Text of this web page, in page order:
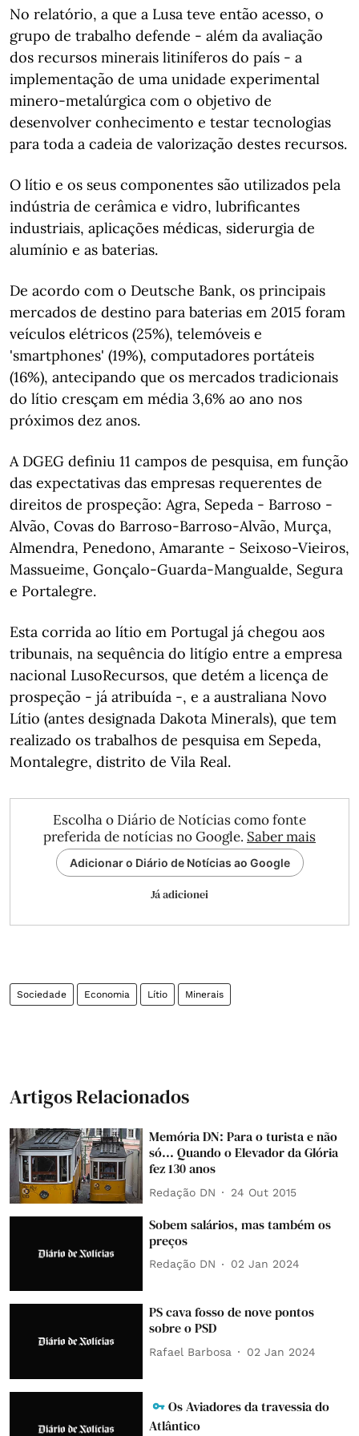
No relatório, a que a Lusa teve então acesso, o
grupo de trabalho defende - além da avaliação
dos recursos minerais litiníferos do país - a
implementação de uma unidade experimental
minero-metalúrgica com o objetivo de
desenvolver conhecimento e testar tecnologias
para toda a cadeia de valorização destes recursos.
O lítio e os seus componentes são utilizados pela
indústria de cerâmica e vidro, lubrificantes
industriais, aplicações médicas, siderurgia de
alumínio e as baterias.
De acordo com o Deutsche Bank, os principais
mercados de destino para baterias em 2015 foram
veículos elétricos (25%), telemóveis e
'smartphones' (19%), computadores portáteis
(16%), antecipando que os mercados tradicionais
do lítio cresçam em média 3,6% ao ano nos
próximos dez anos.
A DGEG definiu 11 campos de pesquisa, em função
das expectativas das empresas requerentes de
direitos de prospeção: Agra, Sepeda - Barroso -
Alvão, Covas do Barroso-Barroso-Alvão, Murça,
Almendra, Penedono, Amarante - Seixoso-Vieiros,
Massueime, Gonçalo-Guarda-Mangualde, Segura
e Portalegre.
Esta corrida ao lítio em Portugal já chegou aos
tribunais, na sequência do litígio entre a empresa
nacional LusoRecursos, que detém a licença de
prospeção - já atribuída -, e a australiana Novo
Lítio (antes designada Dakota Minerals), que tem
realizado os trabalhos de pesquisa em Sepeda,
Montalegre, distrito de Vila Real.
Escolha o Diário de Notícias como fonte
preferida de notícias no Google. Saber mais
Adicionar o Diário de Notícias ao Google
Já adicionei
Sociedade Economia Lítio Minerais
Artigos Relacionados
Memória DN: Para o turista e não
só... Quando o Elevador da Glória
fez 130 anos
Redação DN 24 Out 2015
Sobem salários, mas também os
preços
Redação DN 02 Jan 2024
PS cava fosso de nove pontos
sobre o PSD
Rafael Barbosa 02 Jan 2024
Os Aviadores da travessia do
Atlântico